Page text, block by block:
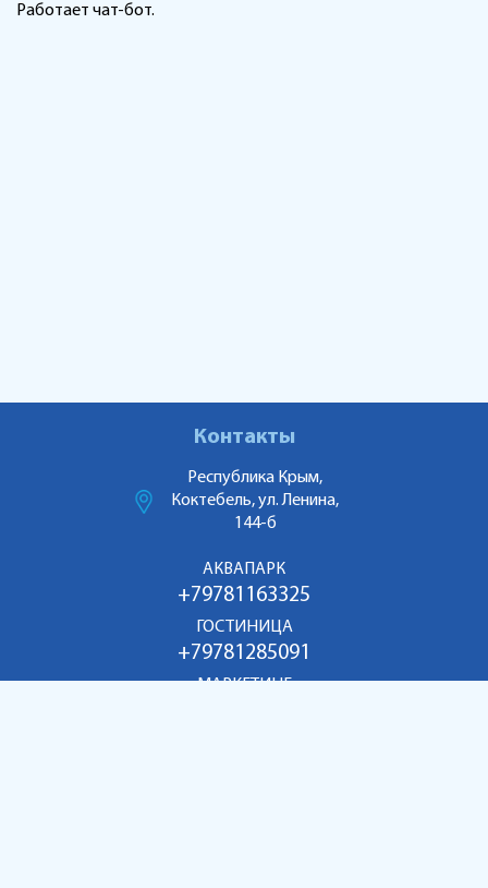
Работает чат-бот.
Контакты
Республика Крым,
Коктебель, ул. Ленина,
144-б
АКВАПАРК
+79781163325
ГОСТИНИЦА
+79781285091
МАРКЕТИНГ